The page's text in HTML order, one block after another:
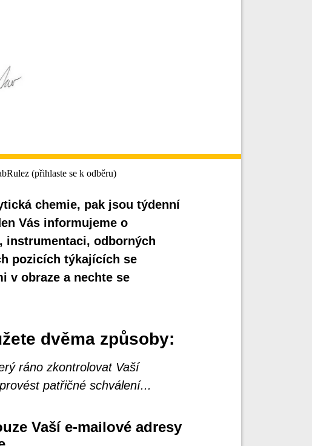
(přihlaste se k odběru)
chemie, pak jsou týdenní
Vás informujeme o
instrumentaci, odborných
pozicích týkajících se
v obraze a nechte se
dvěma způsoby:
ráno zkontrolovat Vaší
patřičné schválení...
Vaší e-mailové adresy